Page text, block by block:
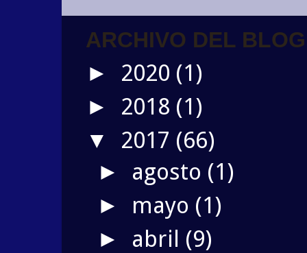
ARCHIVO DEL BLOG
► 2020 (1)
► 2018 (1)
▼ 2017 (66)
► agosto (1)
► mayo (1)
► abril (9)